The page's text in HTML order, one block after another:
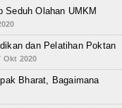
Seduh Olahan UMKM
dan Pelatihan Poktan
Okt 2020
Bharat, Bagaimana